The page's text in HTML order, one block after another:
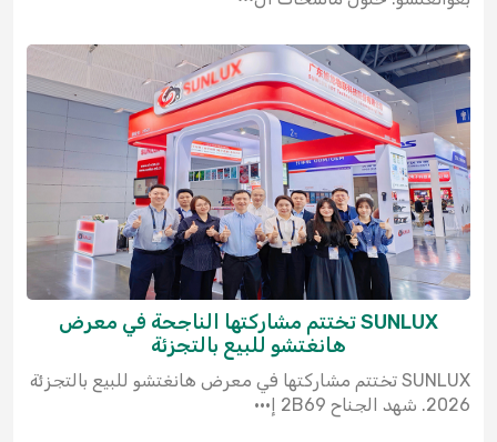
SUNLUX تختتم مشاركتها الناجحة في معرض
هانغتشو للبيع بالتجزئة
SUNLUX تختتم مشاركتها في معرض هانغتشو للبيع بالتجزئة
2026. شهد الجناح 2B69 إ···